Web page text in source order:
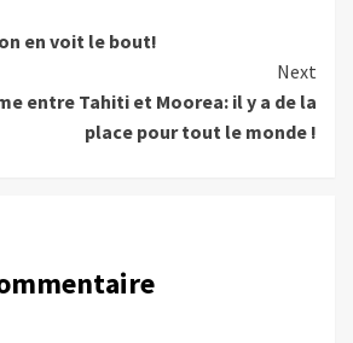
en voit le bout!
Next
entre Tahiti et Moorea: il y a de la
place pour tout le monde !